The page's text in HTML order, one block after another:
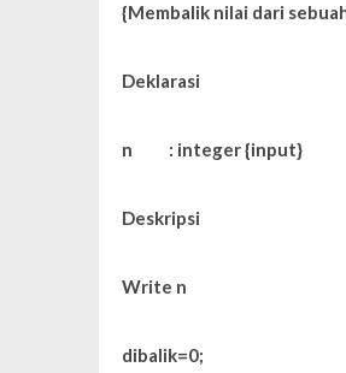
{Membalik nilai dari
Deklarasi
n : integer {input}
Deskripsi
Write n
dibalik=0;